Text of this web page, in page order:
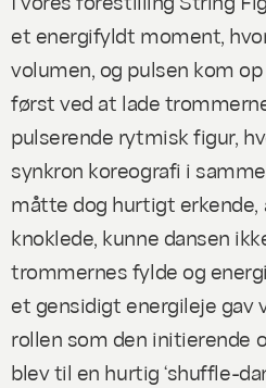
et energifyldt moment,
volumen, og pulsen kom
først ved at lade
pulserende rytmisk figur,
synkron koreografi i
måtte dog hurtigt
knoklede, kunne dansen
trommernes fylde og
et gensidigt energileje gav
rollen som den initierende
blev til en hurtig ‘shuffle-